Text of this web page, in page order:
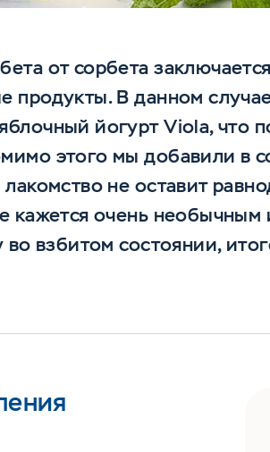
от сорбета
продукты. В данном
йогурт Viola, что
этого мы добавили в
не оставит
кажется очень необычным
во взбитом состоянии,